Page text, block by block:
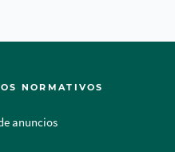
NORMATIVOS
anuncios